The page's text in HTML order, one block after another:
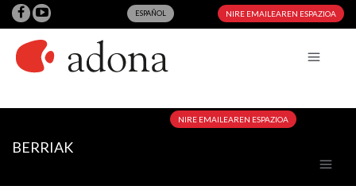
ESPAÑOL NIRE EMAILEAREN ESPAZIOA
NIRE EMAILEAREN ESPAZIOA
BERRIAK